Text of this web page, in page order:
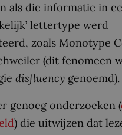
als die informatie in
lettertype werd
zoals Monotype
(dit fenomeen
disfluency genoemd).
genoeg onderzoeken (
) die uitwijzen dat